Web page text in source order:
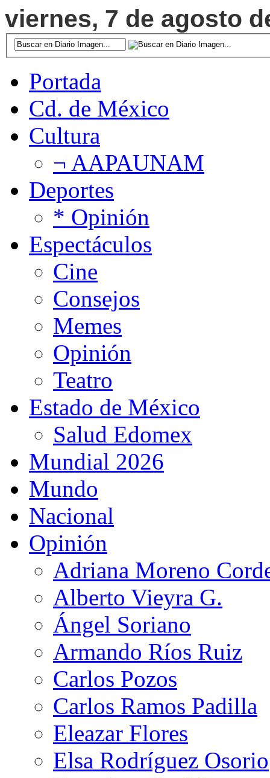
viernes, 7 de agosto
Portada
Cd. de México
Cultura
¬ AAPAUNAM
Deportes
* Opinión
Espectáculos
Cine
Consejos
Memes
Opinión
Teatro
Estado de México
Salud Edomex
Mundial 2026
Mundo
Nacional
Opinión
Adriana Moreno
Alberto Vieyra G.
Ángel Soriano
Armando Ríos Ruiz
Carlos Pozos
Carlos Ramos Padilla
Eleazar Flores
Elsa Rodríguez Osorio